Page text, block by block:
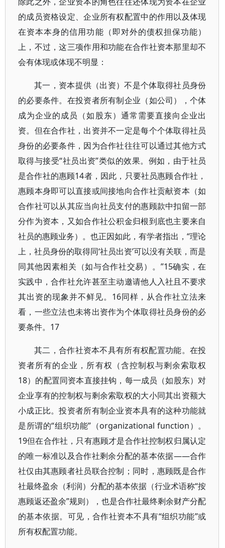
的成员资格设定、企业所有权配置中的作用以及体现
在资本本身的信用功能（即对外的债权担保功能）
上，不过，这三项作用和功能在合作社资本那里却不
会有体现或体现不明显：
其一，资本提供（出资）不是个体取得社员身份
的必要条件。在投资者所有制企业（如公司），个体
成为企业的成员（如股东）通常需要直接向企业出
资。但在合作社，出资并不一定是每个个体取得社员
身份的必要条件，因为合作社往往可以通过其他方式
取得与接受“社员出资”类似的效果。例如，由于社员
是合作社的惠顾14者，因此，只要社员惠顾合作社，
惠顾本身即可以直接或间接地向合作社贡献资本（如
合作社可以从其应当向社员支付的惠顾款中扣留一部
分作为资本，又如合作社公积金归根到底也主要来自
社员的惠顾业务）。也正因如此，有学者指出，“理论
上，社员身份的取得同‘社员出资’可以没有关联，而是
同其他因素相关（如与合作社交易）。”15确实，在
实践中，合作社允许甚至主动邀请他人入社且不要求
其出资的现象并不鲜见。16同样，从合作社立法来
看，一些立法也未将出资作为个体取得社员身份的必
要条件。17
其二，合作社资本不具有所有权配置功能。在投
资者所有的企业，所有权（含控制权与剩余索取权
18）的配置同资本直接挂钩，每一成员（如股东）对
企业享有的控制权与剩余索取权的大小同其出资额大
小成正比。投资者所有制企业资本具有的这种功能就
是所谓的“组织功能”（organizational function）。
19但在合作社，只有惠顾才是合作社控制权归属认定
的唯一标准以及合作社剩余分配的基本依据——合作
社仅由其惠顾者社员联合控制；同时，惠顾既是合作
社最终盈余（利润）分配的基本依据（行业术语称“按
惠顾返还盈余”规则），也是合作社最终剩余财产分配
的基本依据。可见，合作社资本不具有“组织功能”或
所有权配置功能。